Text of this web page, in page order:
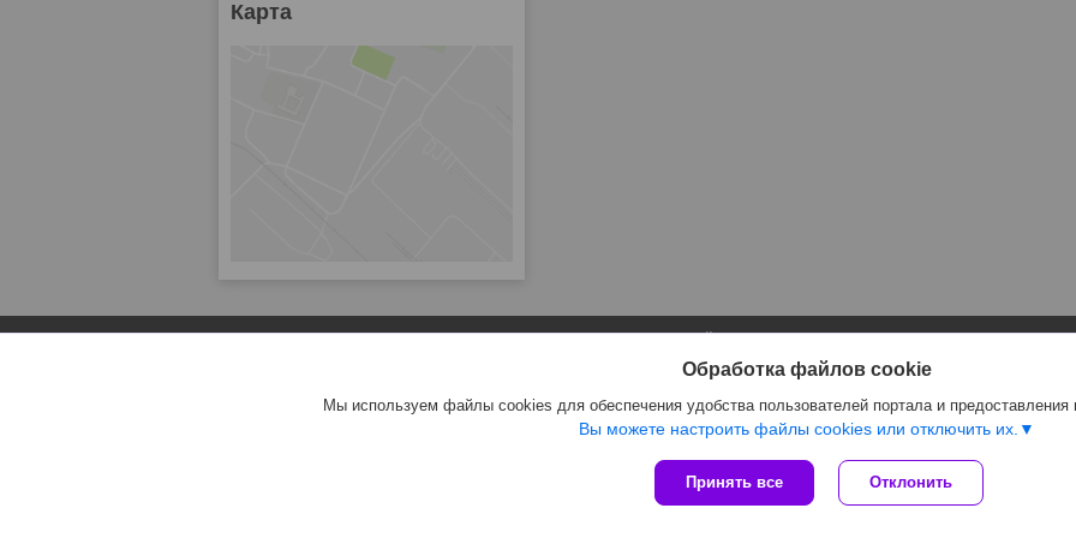
Карта
Сайт создан на платформе Deal.by
Политика обработки файлов cookies
Обработка файлов cookie
Мы используем файлы cookies для обеспечения удобства пользователей портала и
Вы можете настроить файлы cookies или отключить их.
Принять все Отклонить
Интернет-магазин GIFTLUX |
Select Language ▼